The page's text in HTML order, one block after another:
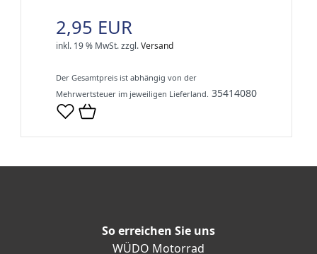
2,95 EUR
inkl. 19 % MwSt.zzgl.Versand
Der Gesamtpreis ist abhängig von der
Mehrwertsteuer im jeweiligen Lieferland. 35414080
So erreichen Sie uns
WÜDO Motorrad